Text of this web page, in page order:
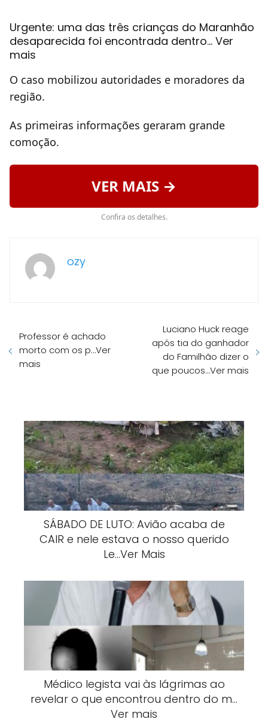
Urgente: uma das três crianças do Maranhão
desaparecida foi encontrada dentro… Ver
mais
O caso mobilizou autoridades e moradores da
região.
As primeiras informações geraram grande
comoção.
VER MAIS →
Confira os detalhes.
ozy
Professor é achado
morto com os p…Ver
mais
Luciano Huck reage
após tia do ganhador
do Familhão dizer o
que poucos…Ver mais
SÁBADO DE LUTO: Avião acaba de
CAIR e nele estava o nosso querido
Le…Ver Mais
Médico legista vai às lágrimas ao
revelar o que encontrou dentro do m…
Ver mais